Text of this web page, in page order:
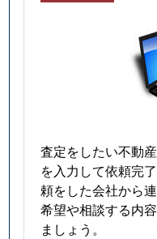
査定をしたい不動
を入力して依頼完
頼をした会社から連
希望や相談する内
ましょう。